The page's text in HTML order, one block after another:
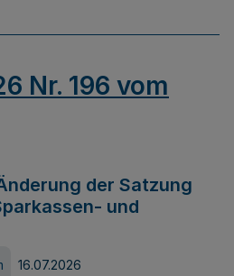
Nr. 196 vom
der Satzung
und
16.07.2026